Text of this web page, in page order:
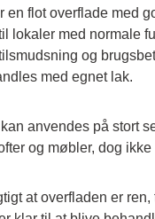
en flot overflade med
lokaler med normale
og
med egnet lak.
anvendes på stort
og møbler, dog ikke
at overfladen er